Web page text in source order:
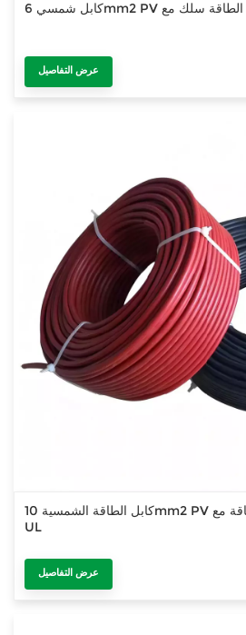
عرض التفاصيل
كابل الطاقة الشمسية 10mm2 PV كابل سلك كابل الطاقة مع TUV
UL
عرض التفاصيل